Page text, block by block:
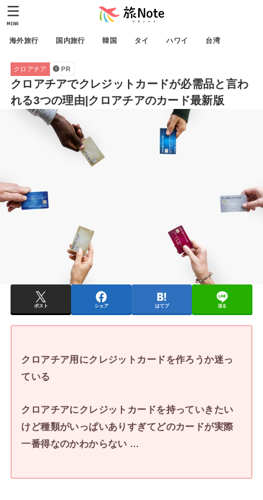
海外旅行 国内旅行 韓国 タイ ハワイ 台湾
MENU
クロアチア PR
クロアチアでクレジットカードが必需品と言わ
れる3つの理由|クロアチアのカード最新版
ポスト シェア はてブ 送る
クロアチア用にクレジットカードを作ろうか迷っ
ている
クロアチアにクレジットカードを持っていきたい
けど種類がいっぱいありすぎてどのカードが実際
一番得なのかわからない …